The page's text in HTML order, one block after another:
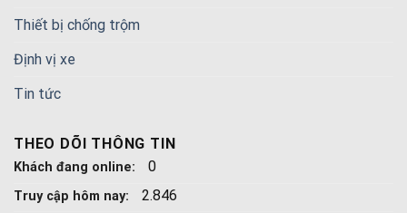
Thiết bị chống trộm
Định vị xe
Tin tức
THEO DÕI THÔNG TIN
Khách đang online: 0
Truy cập hôm nay: 2.846